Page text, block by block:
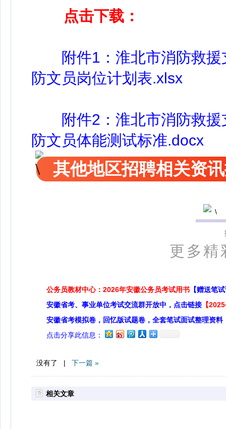
点击下载：
附件1：淮北市消防救援
防文员岗位计划表.xlsx
附件2：淮北市消防救援
防文员体能测试标准.docx
其他地区招聘相关资
更多精
公务员教材中心：2026年安徽公务员考试用书 【赠送笔
安徽省考、事业单位考试交流群开放中，点击链接 【
安徽省考模拟卷，回忆版试题卷，全套笔试面试整理资料
点击分享此信息：
没有了 | 下一篇 »
相关文章